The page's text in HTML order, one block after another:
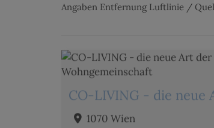
Angaben Entfernung Luftlinie /
1070 Wien